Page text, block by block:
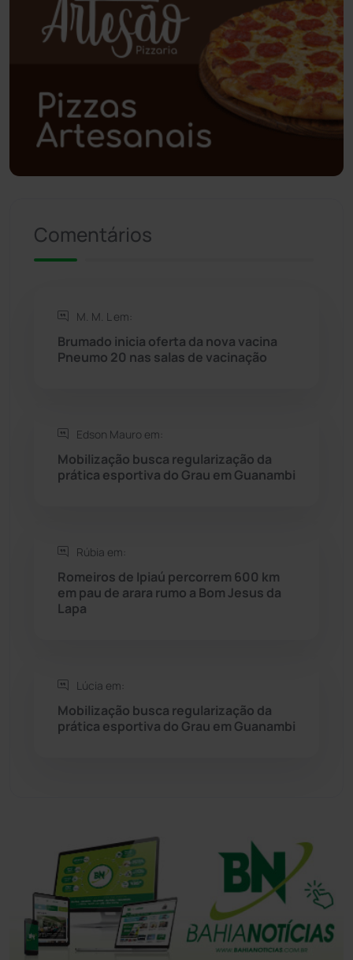
Polícia Civil (58)
Polícia Militar (27)
Política (03)
Presidente Jânio Qu... (125)
Rio de Contas
Rio do Antônio
Rio do Pires
Seabra
Sebastião Laranjeiras (96)
Tanhaçu
Comentários
M. M. L em:
Brumado inicia oferta da nova vacina
Pneumo 20 nas salas de vacinação
Edson Mauro em:
Mobilização busca regularização da
prática esportiva do Grau em Guanambi
Rúbia em:
Romeiros de Ipiaú percorrem 600 km
em pau de arara rumo a Bom Jesus da
Lapa
Lúcia em:
Mobilização busca regularização da
prática esportiva do Grau em Guanambi